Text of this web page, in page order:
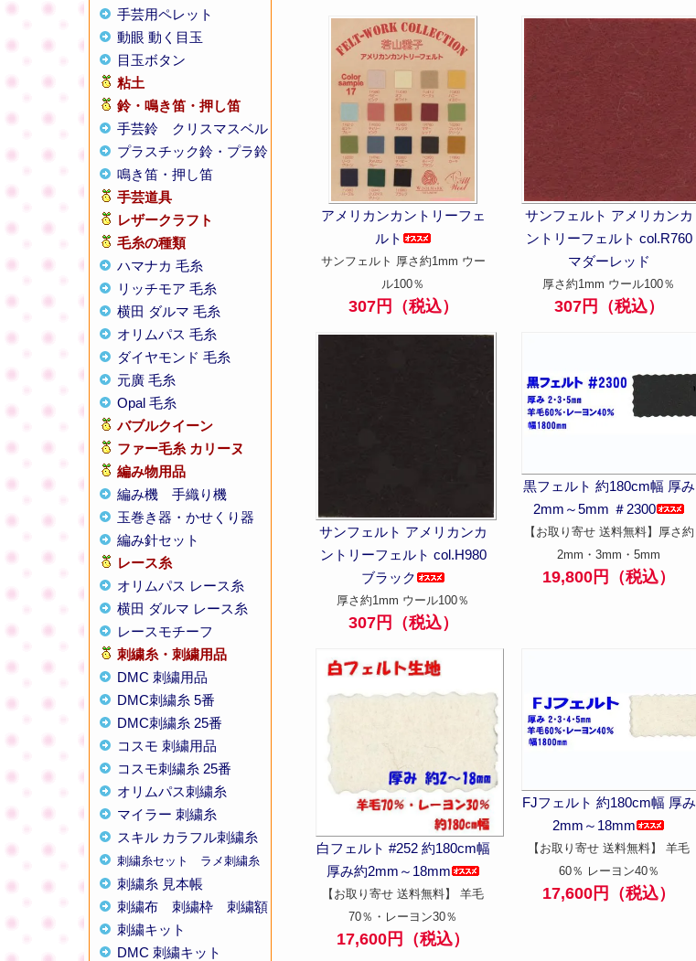
手芸用ペレット
動眼 動く目玉
目玉ボタン
粘土
鈴・鳴き笛・押し笛
手芸鈴
クリスマスベル
プラスチック鈴・プラ鈴
鳴き笛・押し笛
手芸道具
レザークラフト
毛糸の種類
ハマナカ 毛糸
リッチモア 毛糸
横田 ダルマ 毛糸
オリムパス 毛糸
ダイヤモンド 毛糸
元廣 毛糸
Opal 毛糸
バブルクイーン
ファー毛糸 カリーヌ
編み物用品
編み機
手織り機
玉巻き器・かせくり器
編み針セット
レース糸
オリムパス レース糸
横田 ダルマ レース糸
レースモチーフ
刺繍糸・刺繍用品
DMC 刺繍用品
DMC刺繍糸 5番
DMC刺繍糸 25番
コスモ 刺繍用品
コスモ刺繍糸 25番
オリムパス刺繍糸
マイラー 刺繍糸
スキル カラフル刺繍糸
刺繍糸セット ラメ刺繍糸
刺繍糸 見本帳
刺繍布
刺繍枠
刺繍額
刺繍キット
DMC 刺繍キット
アメリカンカントリーフェ
ルト
サンフェルト 厚さ約1mm ウー
ル100％
307円（税込）
サンフェルト アメリカンカ
ントリーフェルト col.R760
マダーレッド
厚さ約1mm ウール100％
307円（税込）
サンフェルト アメリカンカ
ントリーフェルト col.H980
ブラック
厚さ約1mm ウール100％
307円（税込）
黒フェルト 約180cm幅 厚み
2mm～5mm ＃2300
【お取り寄せ 送料無料】厚さ約
2mm・3mm・5mm
19,800円（税込）
白フェルト #252 約180cm幅
厚み約2mm～18mm
【お取り寄せ 送料無料】 羊毛
70％・レーヨン30％
17,600円（税込）
FJフェルト 約180cm幅 厚み
2mm～18mm
【お取り寄せ 送料無料】 羊毛
60％ レーヨン40％
17,600円（税込）